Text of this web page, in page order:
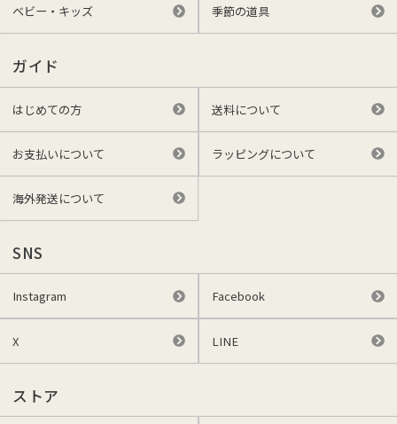
ベビー・キッズ 季節の道具
ガイド
はじめての方 送料について
お支払いについて ラッピングについて
海外発送について
SNS
Instagram Facebook
X LINE
ストア